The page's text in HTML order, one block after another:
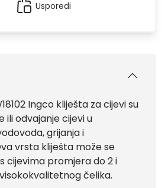
Ingco kliješta za cijevi su
ili odvajanje cijevi u
grijanja i
vrsta kliješta može se
cijevima promjera do 2 i
čelika.
Usporedi